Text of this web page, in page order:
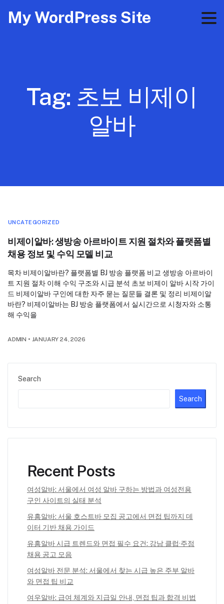
My WordPress Site
Tag: 초보 비제이
알바
Search
Search
Recent Posts
여성알바: 서울에서 여성 알바 구하는 방법과 여성전용
구인 사이트의 실태 분석
유흥알바: 서울 호스트바 모집 공고에서 면접 팁까지 데
이터 기반 채용 가이드
유흥알바 시급 트렌드와 면접 필수 요건: 강남 클럽·주점
채용 공고 모음
여성알바 전문 분석: 서울에서 찾는 시급 높은 주부 알바
와 면접 팁 비교
여우알바: 급여 체계와 지급일 안내, 면접 팁과 합격 비법
UNCATEGORIZED
비제이알바: 생방송 아르바이트 지원 절차와 플랫폼별
채용 정보 및 수익 모델 비교
목차 비제이알바란? 플랫폼별 BJ 방송 플랫폼 비교 생방송 아르바이
트 지원 절차 이해 수익 구조와 시급 분석 초보 비제이 알바 시작 가이
드 비제이알바 구인에 대한 자주 묻는 질문들 결론 및 정리 비제이알
바란? 비제이알바는 BJ 방송 플랫폼에서 실시간으로 시청자와 소통
해 수익을
ADMIN • JANUARY 24, 2026